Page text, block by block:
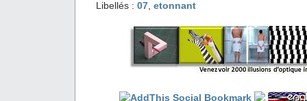
Libellés : 07, etonnant